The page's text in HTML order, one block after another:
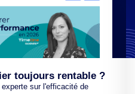
toujours rentable ?
sur l'efficacité de